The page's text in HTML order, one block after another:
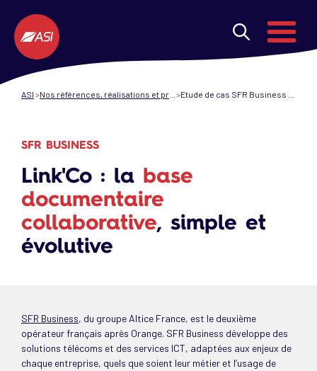
Menu
ASI
SFR BUSINESS
Link'Co : la base
documentaire
collaborative, simple et
évolutive
SFR Business, du groupe Altice France, est le deuxième
opérateur français après Orange. SFR Business développe des
solutions télécoms et des services ICT, adaptées aux enjeux de
chaque entreprise, quels que soient leur métier et l’usage de